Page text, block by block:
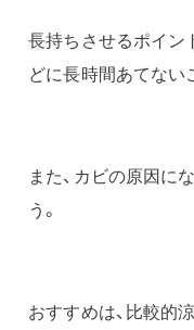
長持ちさせるポイン
どに長時間あてない
また、カビの原因に
う。
おすすめは、比較的